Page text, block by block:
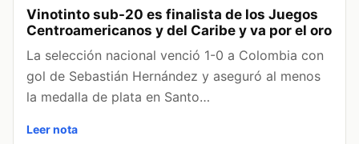
Vinotinto sub-20 es finalista de los Juegos
Centroamericanos y del Caribe y va por el oro
La selección nacional venció 1-0 a Colombia con
gol de Sebastián Hernández y aseguró al menos
la medalla de plata en Santo…
Leer nota